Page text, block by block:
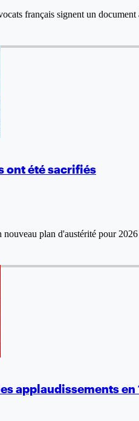
français signent un
ont été sacrifiés
plan d'austérité pour
applaudissements en